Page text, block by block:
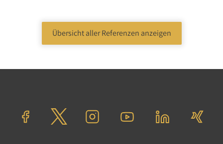
Verkaufspreis: 185.000,00 €
Übersicht aller Referenzen anzeigen